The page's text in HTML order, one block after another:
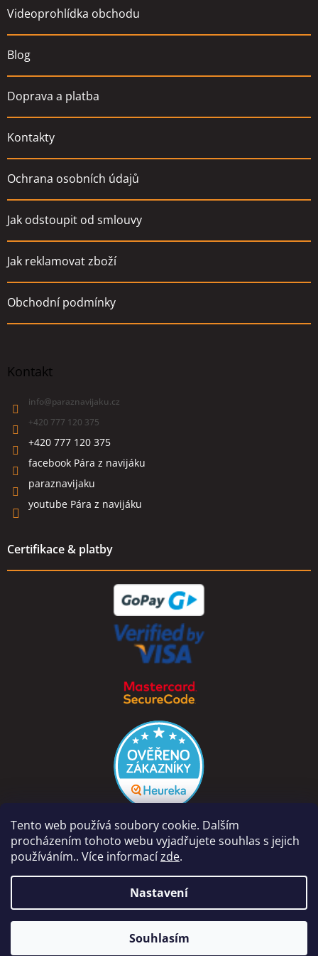
Tento web používá soubory cookie. Dalším
procházením tohoto webu vyjadřujete souhlas s jejich
používáním.. Více informacízde.
Nastavení
Souhlasím
Naše prodejna na adrese Dolní Vinice 454, 277 41 Kly je otevřena
Videoprohlídka obchodu
Blog
Doprava a platba
Kontakty
Ochrana osobních údajů
Jak odstoupit od smlouvy
Jak reklamovat zboží
Obchodní podmínky
Kontakt
info@paraznavijaku.cz
+420 777 120 375
+420 777 120 375
facebook Pára z navijáku
paraznavijaku
youtube Pára z navijáku
Certifikace & platby
Copyright 2026PÁRA Z NAVIJÁKU - Ondřej Rutkowski.
Všechna práva vyhrazena.